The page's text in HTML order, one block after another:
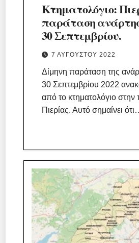
Κτηματολόγιο:
παράταση
30 Σεπτεμβρίου.
7 ΑΥΓΟΎΣΤΟΥ 2022
Δίμηνη παράταση της
30 Σεπτεμβρίου 2022
από το κτηματολόγιο στην
Πιερίας. Αυτό σημαίνει